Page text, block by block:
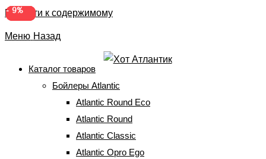
Перейти к содержимому
Меню Назад
Каталог товаров
Бойлеры Atlantic
Atlantic Round Eco
Atlantic Round
Atlantic Classic
Atlantic Opro Ego
Каталог товаров
Каталог товаров⇒Страница 3
- 8%
- 8%
- 10%
- 9%